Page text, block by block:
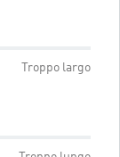
Troppo largo